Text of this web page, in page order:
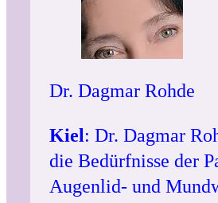
Dr. Dagmar Rohde
Kiel: Dr. Dagmar
die Bedürfnisse der
Augenlid- und